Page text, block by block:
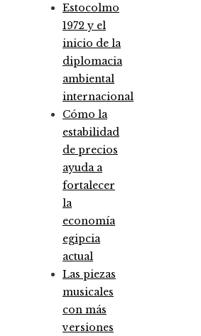
Estocolmo
1972 y el
inicio de la
diplomacia
ambiental
internacional
Cómo la
estabilidad
de precios
ayuda a
fortalecer
la
economía
egipcia
actual
Las piezas
musicales
con más
versiones